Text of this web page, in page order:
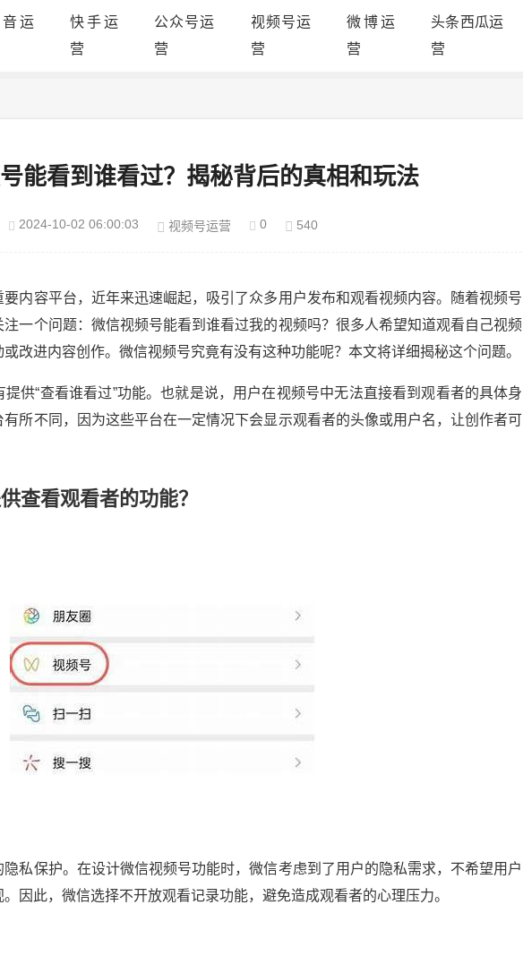
运
快手运
营
公众号运
营
视频号运
营
微博运
营
头条西瓜运
营
能看到谁看过？揭秘背后的真相和玩法
2024-10-02 06:00:03 视频号运营 0 540
内容平台，近年来迅速崛起，吸引了众多用户发布和观看视频内容。随着视频号
一个问题：微信视频号能看到谁看过我的视频吗？很多人希望知道观看自己视频
改进内容创作。微信视频号究竟有没有这种功能呢？本文将详细揭秘这个问题。
供“查看谁看过”功能。也就是说，用户在视频号中无法直接看到观看者的具体身
所不同，因为这些平台在一定情况下会显示观看者的头像或用户名，让创作者可
查看观看者的功能？
私保护。在设计微信视频号功能时，微信考虑到了用户的隐私需求，不希望用户
因此，微信选择不开放观看记录功能，避免造成观看者的心理压力。